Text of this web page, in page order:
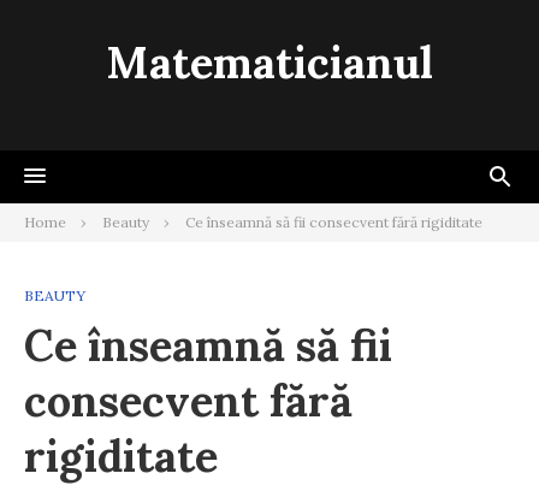
Matematicianul
Home Beauty Ce înseamnă să fii consecvent fără rigiditate
BEAUTY
Ce înseamnă să fii
consecvent fără
rigiditate